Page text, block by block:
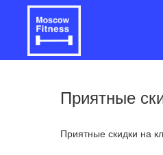
Приятные
Приятные скидки на